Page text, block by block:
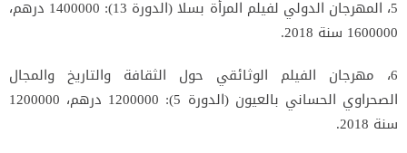
5، المهرجان الدولي لفيلم المرأة بسلا (الدورة 13): 1400000 درهم،
1600000 سنة 2018.
6، مهرجان الفيلم الوثائقي حول الثقافة والتاريخ والمجال
الصحراوي الحساني بالعيون (الدورة 5): 1200000 درهم، 1200000
سنة 2018.